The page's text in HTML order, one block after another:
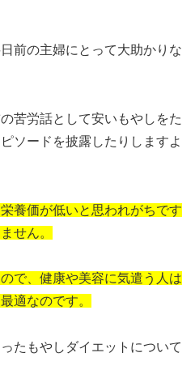
前の主婦にとって大助かりな
苦労話として安いもやしをた
ソードを披露したりしますよ
養価が低いと思われがちです
せん。
で、健康や美容に気遣う人は
適なのです。
たもやしダイエットについて